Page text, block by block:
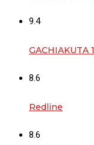
9.4
GACHIAKUTA 1
8.6
Redline
8.6